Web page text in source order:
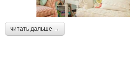
читать дальше →